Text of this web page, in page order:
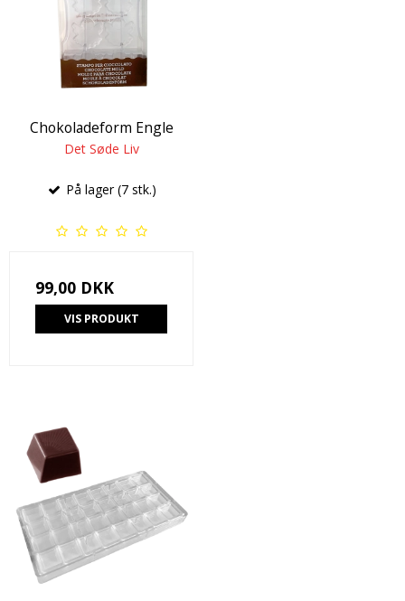
Chokoladeform Engle
Det Søde Liv
På lager (7 stk.)
99,00 DKK
VIS PRODUKT